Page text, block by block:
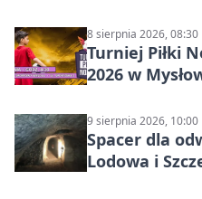
8 sierpnia 2026, 08:30
Turniej Piłki
2026 w
9 sierpnia 2026, 10:00
Spacer dla
Lodowa i